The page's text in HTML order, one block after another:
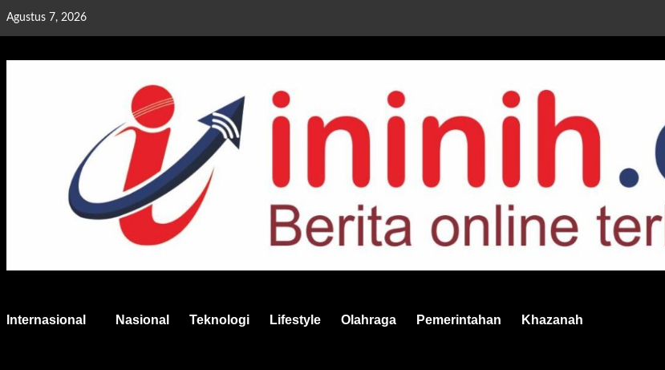
Agustus 7, 2026
Internasional Nasional Teknologi Lifestyle Olahraga Pemerintahan Khazanah